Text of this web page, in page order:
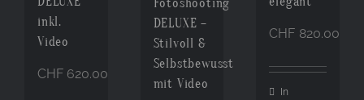
inkl.
Video
CHF 620.00
Fotoshooting
DELUXE –
Stilvoll &
Selbstbewusst
mit Video
CHF 820.00
In